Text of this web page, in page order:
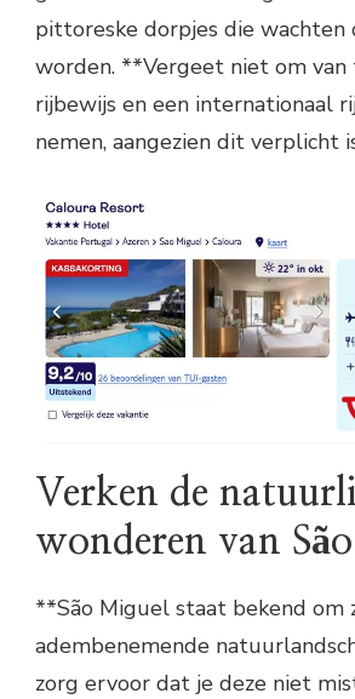
pittoreske dorpjes die
worden. **Vergeet niet om van
rijbewijs en een internationaal
nemen, aangezien dit verplicht
Verken de
wonderen van
**São Miguel staat bekend om
adembenemende
zorg ervoor dat je deze niet